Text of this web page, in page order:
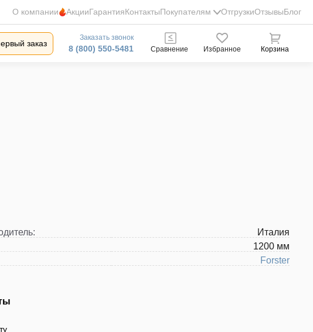
О компании АкцииГарантияКонтактыПокупателям ОтгрузкиОтзывыБлог
заказ
Заказать звонок
8 (800) 550-5481 Сравнение Избранное Корзина
:
Италия
1200 мм
Forster